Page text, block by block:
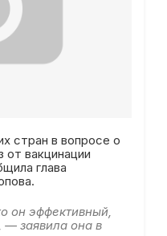
стран в вопросе о
от вакцинации
глава
он эффективный,
заявила она в